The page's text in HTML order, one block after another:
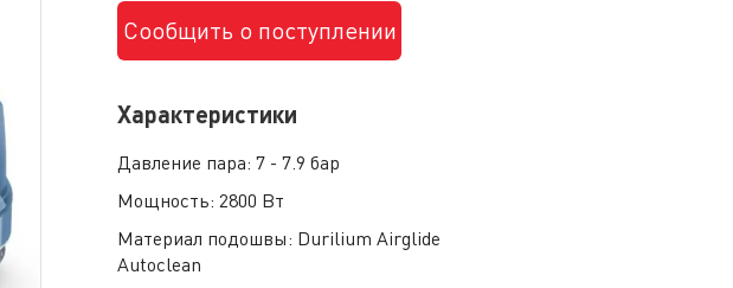
Сообщить о поступлении
Характеристики
Давление пара:7 - 7.9 бар
Мощность: 2800 Вт
Материал подошвы: Durilium Airglide
Autoclean